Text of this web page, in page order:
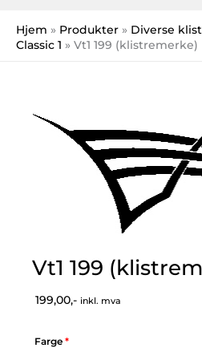
Hjem Produkter Diverse
Classic 1
Vt1 199 (klistremerke)
Vt1 199
199,00,- inkl. mva
Farge *